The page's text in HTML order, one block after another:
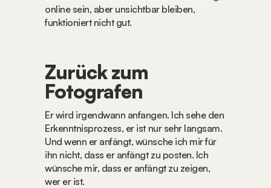
online sein, aber unsichtbar bleiben,
funktioniert nicht gut.
Zurück zum
Fotografen
Er wird irgendwann anfangen. Ich sehe den
Erkenntnisprozess, er ist nur sehr langsam.
Und wenn er anfängt, wünsche ich mir für
ihn nicht, dass er anfängt zu posten. Ich
wünsche mir, dass er anfängt zu zeigen,
wer er ist.